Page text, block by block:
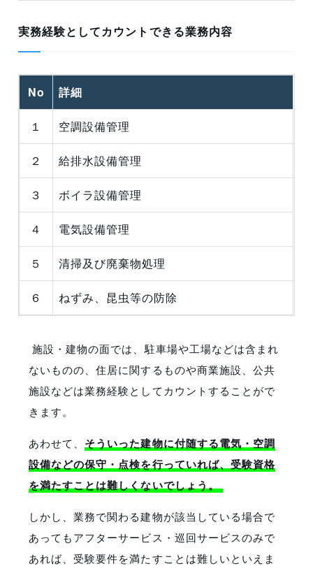
実務経験としてカウントできる業務内容
No 詳細
１ 空調設備管理
２ 給排水設備管理
３ ボイラ設備管理
４ 電気設備管理
５ 清掃及び廃棄物処理
６ ねずみ、昆虫等の防除
施設・建物の面では、駐車場や工場などは含まれ
ないものの、住居に関するものや商業施設、公共
施設などは業務経験としてカウントすることがで
きます。
あわせて、 そういった建物に付随する電気・空調
設備などの保守・点検を行っていれば、受験資格
を満たすことは難しくないでしょう。
しかし、業務で関わる建物が該当している場合で
あってもアフターサービス・巡回サービスのみで
あれば、受験要件を満たすことは難しいといえま